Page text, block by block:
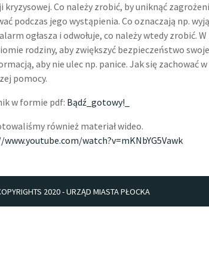
kryzysowej. Co należy zrobić, by uniknąć
podczas jego wystąpienia. Co oznaczają np.
ogłasza i odwołuje, co należy wtedy zrobić.
rodziny, aby zwiększyć bezpieczeństwo
aby nie ulec np. panice. Jak się zachować
pomocy.
w formie pdf: Bądź_gotowy!_
również materiał wideo.
watch?v=mKNbYG5Vawk
2020 - URZĄD MIASTA PŁOCKA